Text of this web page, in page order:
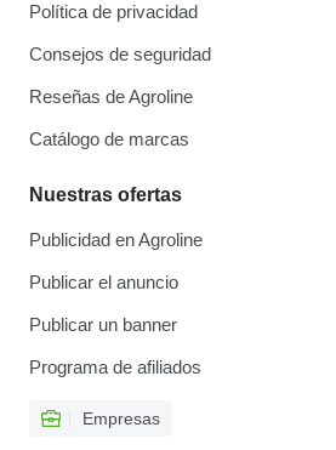
Política de privacidad
Consejos de seguridad
Reseñas de Agroline
Catálogo de marcas
Nuestras ofertas
Publicidad en Agroline
Publicar el anuncio
Publicar un banner
Programa de afiliados
Empresas